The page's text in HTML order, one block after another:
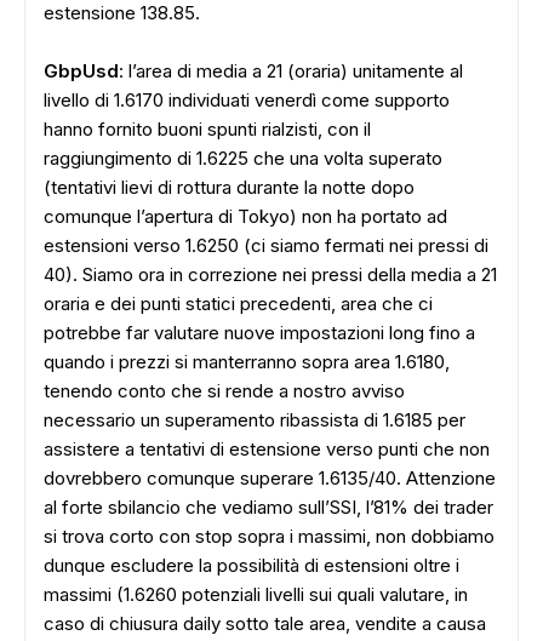
estensione 138.85.
GbpUsd: l’area di media a 21 (oraria) unitamente al
livello di 1.6170 individuati venerdì come supporto
hanno fornito buoni spunti rialzisti, con il
raggiungimento di 1.6225 che una volta superato
(tentativi lievi di rottura durante la notte dopo
comunque l’apertura di Tokyo) non ha portato ad
estensioni verso 1.6250 (ci siamo fermati nei pressi di
40). Siamo ora in correzione nei pressi della media a 21
oraria e dei punti statici precedenti, area che ci
potrebbe far valutare nuove impostazioni long fino a
quando i prezzi si manterranno sopra area 1.6180,
tenendo conto che si rende a nostro avviso
necessario un superamento ribassista di 1.6185 per
assistere a tentativi di estensione verso punti che non
dovrebbero comunque superare 1.6135/40. Attenzione
al forte sbilancio che vediamo sull’SSI, l’81% dei trader
si trova corto con stop sopra i massimi, non dobbiamo
dunque escludere la possibilità di estensioni oltre i
massimi (1.6260 potenziali livelli sui quali valutare, in
caso di chiusura daily sotto tale area, vendite a causa